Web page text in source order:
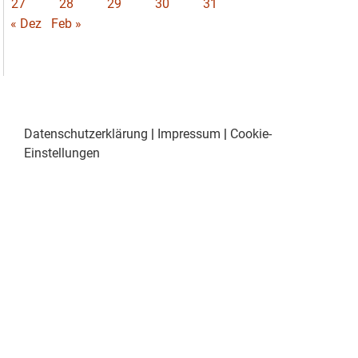
27 28 29 30
31
« Dez
Feb »
Datenschutzerklärung | Impressum | Cookie-
Einstellungen